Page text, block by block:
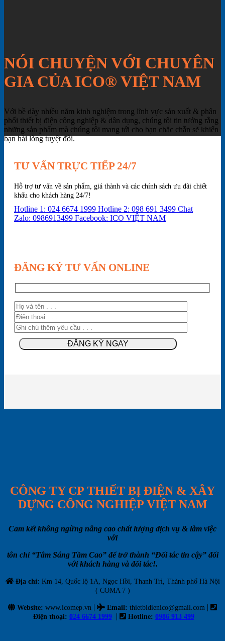
NÓI CHUYỆN VỚI CHUYÊN
GIA CỦA ICO® VIỆT NAM
Với bề dày nhiều năm kinh nghiệm trong lĩnh vực sản xuất & phân
phối thiết bị điện công nghiệp & dân dụng, chúng tôi tin tưởng rằng
những sản phẩm mà chúng tôi mang tới cho bạn chắc chắn sẽ khiến
bạn hài lòng tuyệt đối.
TƯ VẤN TRỰC TIẾP 24/7
Hỗ trợ tư vấn về sản phẩm, giá thành và các chính sách ưu đãi chiết
khấu cho khách hàng 24/7!
Hotline 1: 024 6674 1999 Hotline 2: 098 691 3499 Chat
Zalo: 0986913499 Facebook: ICO VIỆT NAM
ĐĂNG KÝ TƯ VẤN ONLINE
CÔNG TY CP THIẾT BỊ ĐIỆN & XÂY
DỰNG CÔNG NGHIỆP VIỆT NAM
Cam kết không ngừng nâng cao chất lượng dịch vụ & làm việc
với
tôn chỉ “Tâm Sáng Tầm Cao” để trở thành “Đối tác tin cậy” đối
với khách hàng và đối tác!.
Địa chỉ: Km 14, Quốc lộ 1A, Ngọc Hồi, Thanh Trì, Thành phố Hà Nội
( COMA 7 )
Website: www.icomep.vn | Email: thietbidienico@gmail.com |
Điện thoại: 024 6674 1999 | Hotline: 0986 913 499